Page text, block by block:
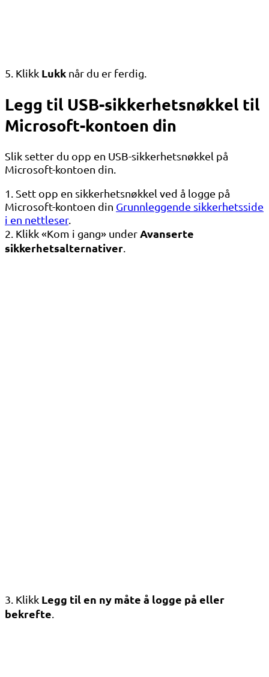
5. Klikk Lukk når du er ferdig.
Legg til USB-sikkerhetsnøkkel til
Microsoft-kontoen din
Slik setter du opp en USB-sikkerhetsnøkkel på
Microsoft-kontoen din.
1. Sett opp en sikkerhetsnøkkel ved å logge på
Microsoft-kontoen din Grunnleggende sikkerhetsside
i en nettleser.
2. Klikk «Kom i gang» underAvanserte
sikkerhetsalternativer
3. Klikk Legg til en ny måte å logge på eller
bekrefte